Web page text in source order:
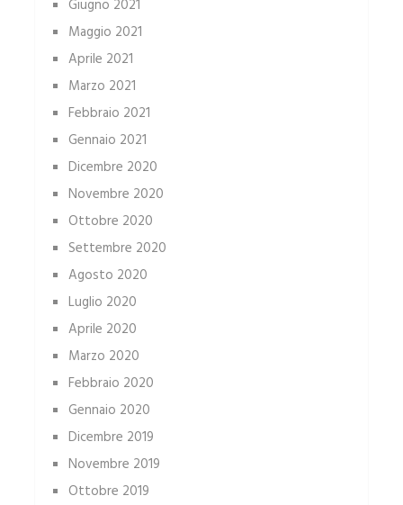
Giugno 2021
Maggio 2021
Aprile 2021
Marzo 2021
Febbraio 2021
Gennaio 2021
Dicembre 2020
Novembre 2020
Ottobre 2020
Settembre 2020
Agosto 2020
Luglio 2020
Aprile 2020
Marzo 2020
Febbraio 2020
Gennaio 2020
Dicembre 2019
Novembre 2019
Ottobre 2019